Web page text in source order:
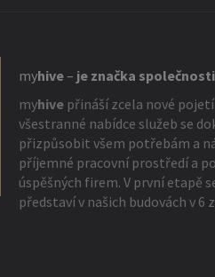
myhive– je značka
myhive přináší zcela nové
všestranné nabídce služeb se
přizpůsobit všem potřebám a
příjemné pracovní prostředí a
úspěšných firem. V první etapě
představí v našich budovách v 6